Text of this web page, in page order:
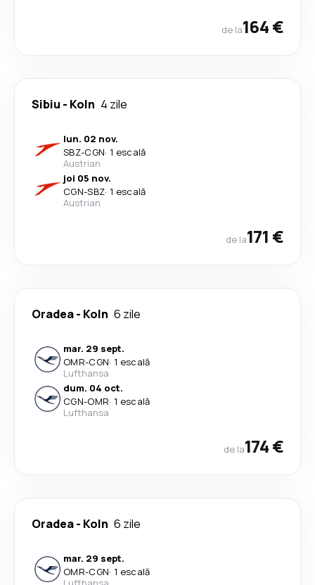
de la164 €
Sibiu - Koln 4 zile
lun. 02 nov.
SBZ-CGN· 1 escală
Austrian
joi 05 nov.
CGN-SBZ· 1 escală
Austrian
de la171 €
Oradea- Koln 6 zile
mar. 29 sept.
OMR-CGN· 1 escală
Lufthansa
dum. 04 oct.
CGN-OMR· 1 escală
Lufthansa
de la174 €
Oradea- Koln 6 zile
mar. 29 sept.
OMR-CGN· 1 escală